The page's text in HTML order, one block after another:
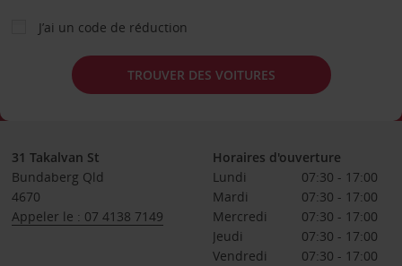
J’ai un code de réduction
TROUVER DES VOITURES
31 Takalvan St
Bundaberg Qld
4670
Appeler le : 07 4138 7149
Horaires d'ouverture
Lundi
07:30 - 17:00
Mardi
07:30 - 17:00
Mercredi
07:30 - 17:00
Jeudi
07:30 - 17:00
Vendredi
07:30 - 17:00